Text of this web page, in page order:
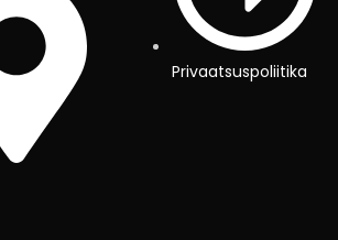
Privaatsuspoliitika